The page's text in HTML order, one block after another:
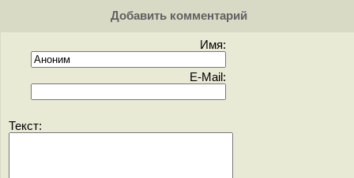
Добавить комментарий
Имя:
E-Mail:
Текст: